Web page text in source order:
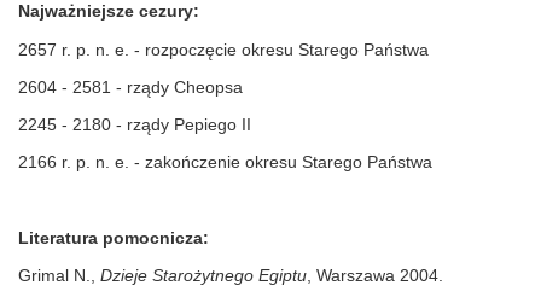
Najważniejsze cezury:
2657 r. p. n. e. - rozpoczęcie okresu Starego Państwa
2604 - 2581 - rządy Cheopsa
2245 - 2180 - rządy Pepiego II
2166 r. p. n. e. - zakończenie okresu Starego Państwa
Literatura pomocnicza:
Grimal N., Dzieje Starożytnego Egiptu , Warszawa 2004.